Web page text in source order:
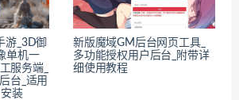
游_3D御
单机一
服务端_
台_适用
装
新版魔域GM后台网页工具_
多功能授权用户后台_附带详
细使用教程